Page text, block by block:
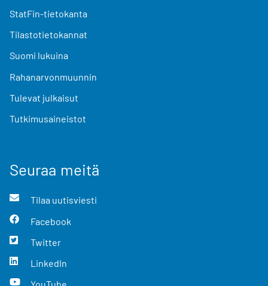
StatFin-tietokanta
Tilastotietokannat
Suomi lukuina
Rahanarvonmuunnin
Tulevat julkaisut
Tutkimusaineistot
Seuraa meitä
Tilaa uutisviesti
Facebook
Twitter
LinkedIn